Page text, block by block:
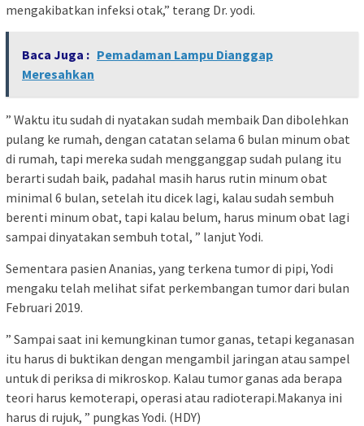
mengakibatkan infeksi otak,” terang Dr. yodi.
Baca Juga : Pemadaman Lampu Dianggap
Meresahkan
” Waktu itu sudah di nyatakan sudah membaik Dan dibolehkan
pulang ke rumah, dengan catatan selama 6 bulan minum obat
di rumah, tapi mereka sudah mengganggap sudah pulang itu
berarti sudah baik, padahal masih harus rutin minum obat
minimal 6 bulan, setelah itu dicek lagi, kalau sudah sembuh
berenti minum obat, tapi kalau belum, harus minum obat lagi
sampai dinyatakan sembuh total, ” lanjut Yodi.
Sementara pasien Ananias, yang terkena tumor di pipi, Yodi
mengaku telah melihat sifat perkembangan tumor dari bulan
Februari 2019.
” Sampai saat ini kemungkinan tumor ganas, tetapi keganasan
itu harus di buktikan dengan mengambil jaringan atau sampel
untuk di periksa di mikroskop. Kalau tumor ganas ada berapa
teori harus kemoterapi, operasi atau radioterapi.Makanya ini
harus di rujuk, ” pungkas Yodi. (HDY)